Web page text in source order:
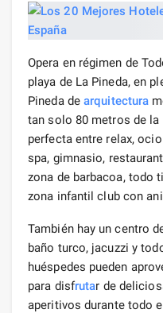
Opera en régimen de
playa de La Pineda, en
Pineda de arquitectura
tan solo 80 metros de
perfecta entre relax,
spa, gimnasio,
zona de barbacoa, todo
zona infantil club con
También hay un centro
baño turco, jacuzzi y
huéspedes pueden
para disfrutar de
aperitivos durante todo